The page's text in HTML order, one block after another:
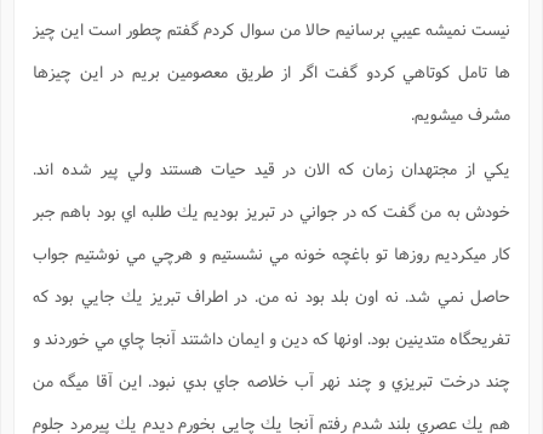
نيست نميشه عيبي برسانيم حالا من سوال كردم گفتم چطور است اين چيز
ها تامل كوتاهي كردو گفت اگر از طريق معصومين بريم در اين چيزها
مشرف ميشويم.
يكي از مجتهدان زمان كه الان در قيد حيات هستند ولي پير شده اند.
خودش به من گفت كه در جواني در تبريز بوديم يك طلبه اي بود باهم جبر
كار ميكرديم روزها تو باغچه خونه مي نشستيم و هرچي مي نوشتيم جواب
حاصل نمي شد. نه اون بلد بود نه من. در اطراف تبريز يك جايي بود كه
تفريحگاه متدينين بود. اونها كه دين و ايمان داشتند آنجا چاي مي خوردند و
چند درخت تبريزي و چند نهر آب خلاصه جاي بدي نبود. اين آقا ميگه من
هم يك عصري بلند شدم رفتم آنجا يك چايي بخورم ديدم يك پيرمرد جلوم